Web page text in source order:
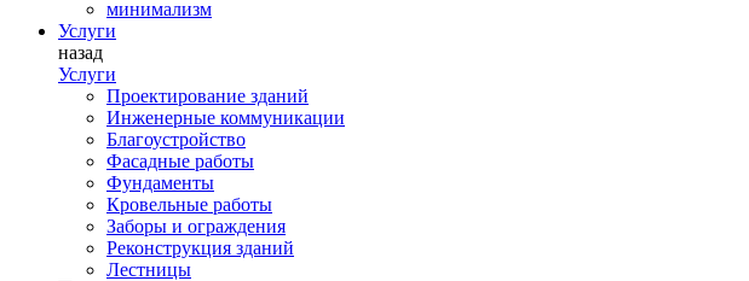
минимализм
Услуги
назад
Услуги
Проектирование зданий
Инженерные коммуникации
Благоустройство
Фасадные работы
Фундаменты
Кровельные работы
Заборы и ограждения
Реконструкция зданий
Лестницы